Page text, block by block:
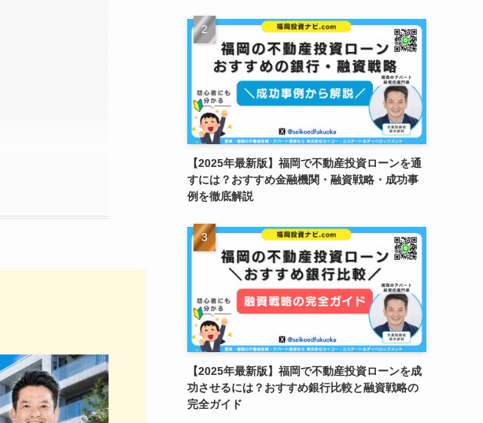
【2025年最新版】福岡で不動産投資ローンを通
すには？おすすめ金融機関・融資戦略・成功事
例を徹底解説
【2025年最新版】福岡で不動産投資ローンを成
功させるには？おすすめ銀行比較と融資戦略の
完全ガイド